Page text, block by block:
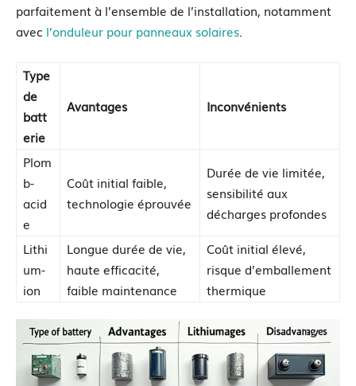
parfaitement à l’ensemble de l’installation, notamment
avec l’onduleur pour panneaux solaires.
Type
de
batt
erie
Avantages Inconvénients
Plom
b-
acid
e
Coût initial faible,
technologie éprouvée
Durée de vie limitée,
sensibilité aux
décharges profondes
Lithi
um-
ion
Longue durée de vie,
haute efficacité,
faible maintenance
Coût initial élevé,
risque d’emballement
thermique